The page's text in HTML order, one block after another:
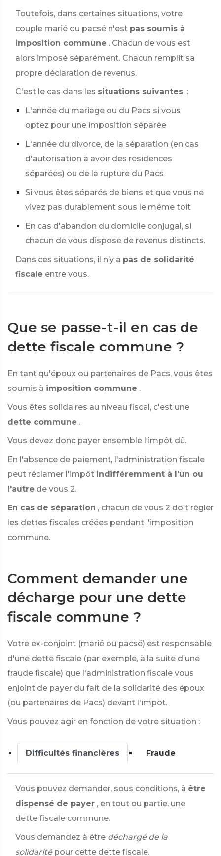
Toutefois, dans certaines situations, votre
couple marié ou pacsé n'est pas soumis à
imposition commune . Chacun de vous est
alors imposé séparément. Chacun remplit sa
propre déclaration de revenus.
C'est le cas dans les situations suivantes :
L'année du mariage ou du Pacs si vous
optez pour une imposition séparée
L'année du divorce, de la séparation (en cas
d'autorisation à avoir des résidences
séparées) ou de la rupture du Pacs
Si vous êtes séparés de biens et que vous ne
vivez pas durablement sous le même toit
En cas d'abandon du domicile conjugal, si
chacun de vous dispose de revenus distincts.
Dans ces situations, il n’y a pas de solidarité
fiscale entre vous.
Que se passe-t-il en cas de
dette fiscale commune ?
En tant qu'époux ou partenaires de Pacs, vous êtes
soumis à imposition commune .
Vous êtes solidaires au niveau fiscal, c'est une
dette commune .
Vous devez donc payer ensemble l'impôt dû.
En l'absence de paiement, l'administration fiscale
peut réclamer l'impôt indifféremment à l'un ou
l'autre de vous 2.
En cas de séparation , chacun de vous 2 doit régler
les dettes fiscales créées pendant l'imposition
commune.
Comment demander une
décharge pour une dette
fiscale commune ?
Votre ex-conjoint (marié ou pacsé) est responsable
d'une dette fiscale (par exemple, à la suite d'une
fraude fiscale) que l'administration fiscale vous
enjoint de payer du fait de la solidarité des époux
(ou partenaires de Pacs) devant l'impôt.
Vous pouvez agir en fonction de votre situation :
Difficultés financières Fraude
Vous pouvez demander, sous conditions, à être
dispensé de payer , en tout ou partie, une
dette fiscale commune.
Vous demandez à être déchargé de la
solidarité pour cette dette fiscale.